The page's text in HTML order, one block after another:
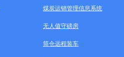
煤炭运销管理信息系统
无人值守磅房
筒仓远程装车